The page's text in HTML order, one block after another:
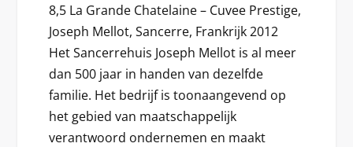
8,5 La Grande Chatelaine – Cuvee Prestige,
Joseph Mellot, Sancerre, Frankrijk 2012
Het Sancerrehuis Joseph Mellot is al meer
dan 500 jaar in handen van dezelfde
familie. Het bedrijf is toonaangevend op
het gebied van maatschappelijk
verantwoord ondernemen en maakt